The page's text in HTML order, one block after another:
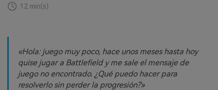
12 min(s)
«Hola: juego muy poco, hace unos meses hasta hoy
quise jugar a Battlefield y me sale el mensaje de
juego no encontrado. ¿Qué puedo hacer para
resolverlo sin perder la progresión?»